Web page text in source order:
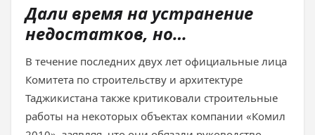
Дали время на устранение
недостатков, но…
В течение последних двух лет официальные лица
Комитета по строительству и архитектуре
Таджикистана также критиковали строительные
работы на некоторых объектах компании «Комил